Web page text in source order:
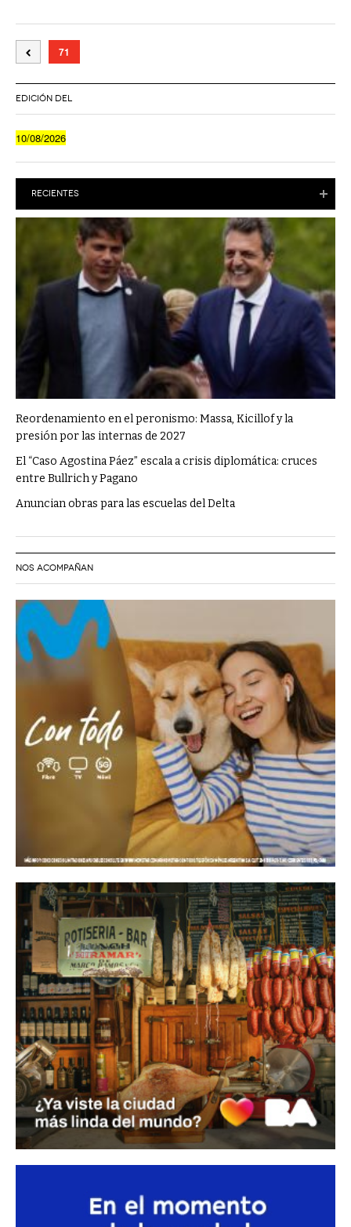
71
EDICIÓN DEL
10/08/2026
RECIENTES
Reordenamiento en el peronismo: Massa, Kicillof y la
presión por las internas de 2027
El “Caso Agostina Páez” escala a crisis diplomática: cruces
entre Bullrich y Pagano
Anuncian obras para las escuelas del Delta
NOS ACOMPAÑAN